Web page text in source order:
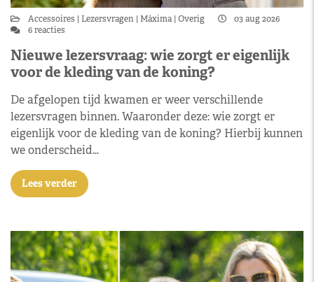
Accessoires Lezersvragen Máxima Overig
03 aug 2026
6 reacties
Nieuwe lezersvraag: wie zorgt er eigenlijk
voor de kleding van de koning?
De afgelopen tijd kwamen er weer verschillende
lezersvragen binnen. Waaronder deze: wie zorgt er
eigenlijk voor de kleding van de koning? Hierbij kunnen
we onderscheid…
Lees verder